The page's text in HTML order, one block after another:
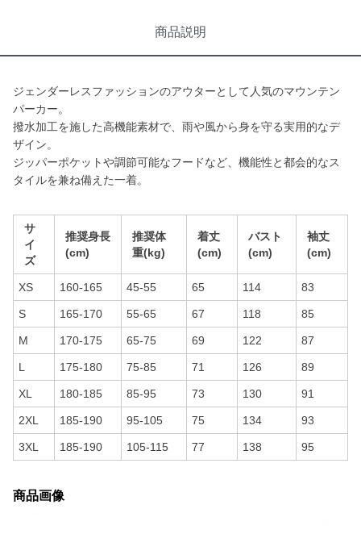
商品説明
ジェンダーレスファッションのアウターとして人気のマウンテン
パーカー。
撥水加工を施した高機能素材で、雨や風から身を守る実用的なデ
ザイン。
ジッパーポケットや調節可能なフードなど、機能性と都会的なス
タイルを兼ね備えた一着。
サ
イ
ズ
推奨身長
(cm)
推奨体
重(kg)
着丈
(cm)
バスト
(cm)
袖丈
(cm)
XS 160-165 45-55 65 114 83
S 165-170 55-65 67 118 85
M 170-175 65-75 69 122 87
L 175-180 75-85 71 126 89
XL 180-185 85-95 73 130 91
2XL 185-190 95-105 75 134 93
3XL 185-190 105-115 77 138 95
商品画像